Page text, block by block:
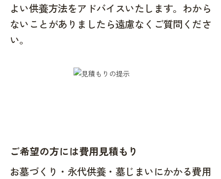
よい供養方法をアドバイスいたします。わから
ないことがありましたら遠慮なくご質問くださ
い。
ご希望の方には費用見積もり
お墓づくり・永代供養・墓じまいにかかる費用